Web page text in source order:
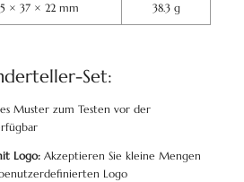
× 37 × 22 mm 38.3 g
Set:
Muster zum Testen vor der
Logo: Akzeptieren Sie kleine Mengen
Logo